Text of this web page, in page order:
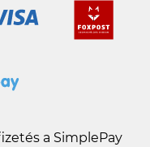
a SimplePay